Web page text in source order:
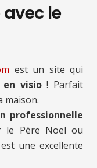
avec le
est un site qui
visio! Parfait
maison.
professionnelle
le Père Noël ou
une excellente